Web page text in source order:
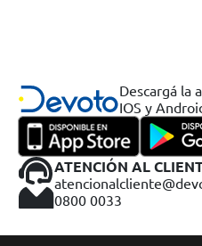
Descargá la
IOS y
ATENCIÓN AL
0800 0033